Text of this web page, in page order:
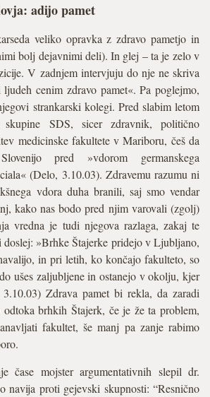
adijo pamet
veliko opravka z zdravo pametjo in
bolj dejavnimi deli). In glej – ta je zelo v
V zadnjem intervjuju do nje ne skriva
cenim zdravo pamet«. Pa poglejmo,
strankarski kolegi. Pred slabim letom
SDS, sicer zdravnik, politično
medicinske fakultete v Mariboru, češ da
pred »vdorom germanskega
(Delo, 3.10.03). Zdravemu razumu ni
vdora duha branili, saj smo vendar
kako nas bodo pred njim varovali (zgolj)
vredna je tudi njegova razlaga, zakaj te
»Brhke Štajerke pridejo v Ljubljano,
in pri letih, ko končajo fakulteto, so
ušes zaljubljene in ostanejo v okolju, kjer
Zdrava pamet bi rekla, da zaradi
brhkih Štajerk, če je že ta problem,
fakultet, še manj pa zanje rabimo
čase mojster argumentativnih slepil dr.
navija proti gejevski skupnosti: “Resnično